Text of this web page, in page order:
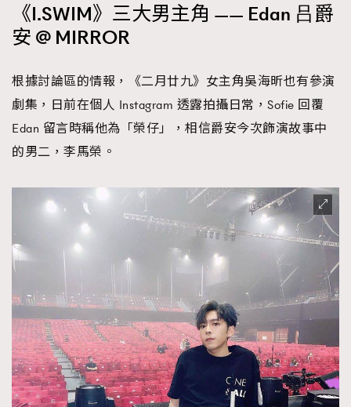
《I.SWIM》三大男主角 —— Edan 吕爵
安 @ MIRROR
根據討論區的情報，《二月廿九》女主角吳海昕也有參演
劇集，日前在個人 Instagram 透露拍攝日常，Sofie 回覆
Edan 留言時稱他為「榮仔」，相信爵安今次飾演故事中
的男二，李馬榮。